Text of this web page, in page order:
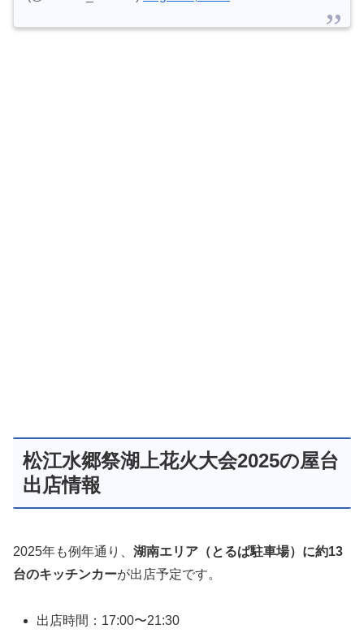
松江水郷祭湖上花火大会2025の屋台
出店情報
2025年も例年通り、 湖南エリア（とるぱ駐車場）に約13
台のキッチンカーが出店予定です。
出店時間：17:00〜21:30